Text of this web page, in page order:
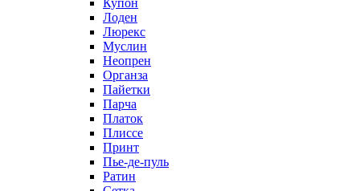
Купон
Лоден
Люрекс
Муслин
Неопрен
Органза
Пайетки
Парча
Платок
Плиссе
Принт
Пье-де-пуль
Ратин